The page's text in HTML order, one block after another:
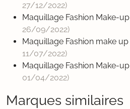
27/12/2022)
Maquillage Fashion Make-up
26/09/2022)
Maquillage Fashion make up
11/07/2022)
Maquillage Fashion Make-up
01/04/2022)
Marques similaires